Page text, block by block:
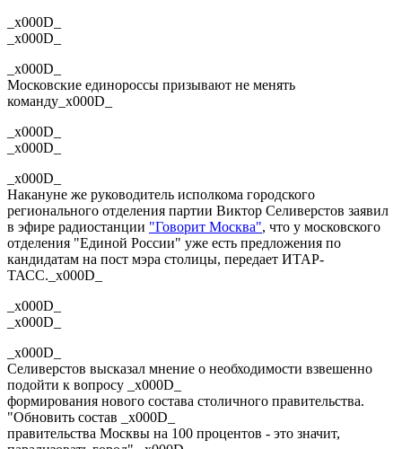
_x000D_
_x000D_
_x000D_
Московские единороссы призывают не менять
команду_x000D_
_x000D_
_x000D_
_x000D_
Накануне же руководитель исполкома городского
регионального отделения партии Виктор Селиверстов заявил
в эфире радиостанции "Говорит Москва", что у московского
отделения "Единой России" уже есть предложения по
кандидатам на пост мэра столицы, передает ИТАР-
ТАСС._x000D_
_x000D_
_x000D_
_x000D_
Селиверстов высказал мнение о необходимости взвешенно
подойти к вопросу _x000D_
формирования нового состава столичного правительства.
"Обновить состав _x000D_
правительства Москвы на 100 процентов - это значит,